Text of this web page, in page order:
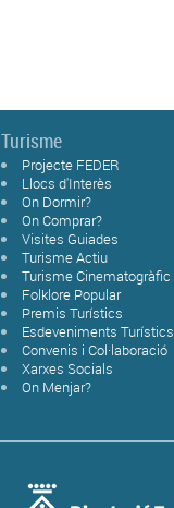
Turisme
Projecte FEDER
Llocs d'Interès
On Dormir?
On Comprar?
Visites Guiades
Turisme Actiu
Turisme Cinematogràfic
Folklore Popular
Premis Turístics
Esdeveniments Turístics
Convenis i Col·laboració
Xarxes Socials
On Menjar?